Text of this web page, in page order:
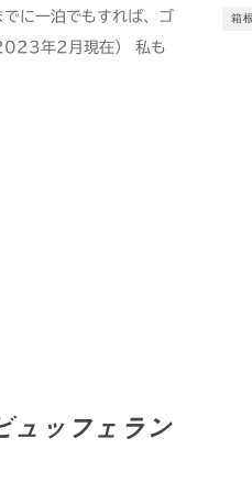
に一泊でもすれば、ゴ
2023年2月現在） 私も
ュッフェラン
箱根